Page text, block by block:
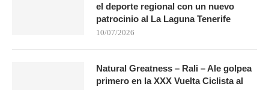
el deporte regional con un nuevo
patrocinio al La Laguna Tenerife
10/07/2026
Natural Greatness – Rali – Ale golpea
primero en la XXX Vuelta Ciclista al